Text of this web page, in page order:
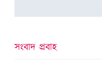
সংবাদ প্ৰবাহ